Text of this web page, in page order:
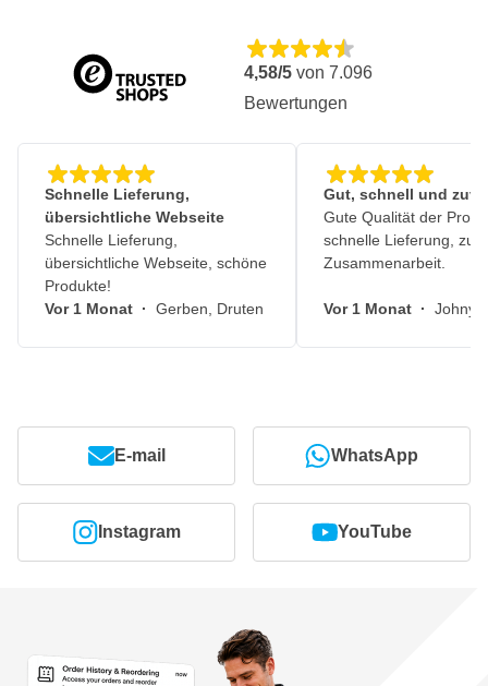
4,58/5 von 7.096
Bewertungen
Schnelle Lieferung,
übersichtliche Webseite
Schnelle Lieferung,
übersichtliche Webseite, schöne
Produkte!
Vor 1 Monat · Gerben, Druten
Gut, schnell und
Gute Qualität der
schnelle Lieferung,
Zusammenarbeit.
Vor 1 Monat · Johny,
E-mail WhatsApp
Instagram YouTube